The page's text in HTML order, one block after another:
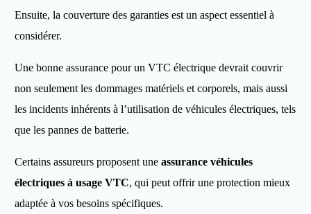
Ensuite, la couverture des garanties est un aspect essentiel à
considérer.
Une bonne assurance pour un VTC électrique devrait couvrir
non seulement les dommages matériels et corporels, mais aussi
les incidents inhérents à l’utilisation de véhicules électriques, tels
que les pannes de batterie.
Certains assureurs proposent uneassurance véhicules
électriques à usage VTC, qui peut offrir une protection mieux
adaptée à vos besoins spécifiques.